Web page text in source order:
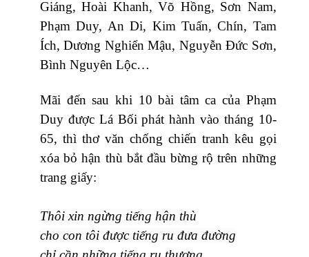
Giáng, Hoài Khanh, Võ Hồng, Sơn Nam,
Phạm Duy, An Di, Kim Tuấn, Chín, Tam
Ích, Dương Nghiển Mậu, Nguyễn Đức Sơn,
Bình Nguyên Lộc…
Mãi đến sau khi 10 bài tâm ca của Phạm
Duy được Lá Bối phát hành vào tháng 10-
65, thì thơ văn chống chiến tranh kêu gọi
xóa bỏ hận thù bắt đầu bừng rộ trên những
trang giấy:
Thôi xin ngừng tiếng hận thù
cho con tôi được tiếng ru đưa đường